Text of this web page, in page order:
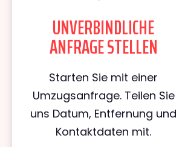
UNVERBINDLICHE
ANFRAGE STELLEN
Starten Sie mit einer
Umzugsanfrage. Teilen Sie
uns Datum, Entfernung und
Kontaktdaten mit.